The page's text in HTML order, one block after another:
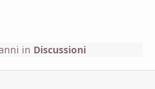
in Discussioni